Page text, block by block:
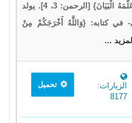
والحمد لله القائل: {خَلَقَ الْإِنْسَانَ * عَلَّمَهُ الْبَيَانَ} [الرحمن: 3، 4]. يولد
في كتابه: {وَاللَّهُ أَخْرَجَكُمْ مِنْ
المزيد ...
الزيارات:
8177
تحميل